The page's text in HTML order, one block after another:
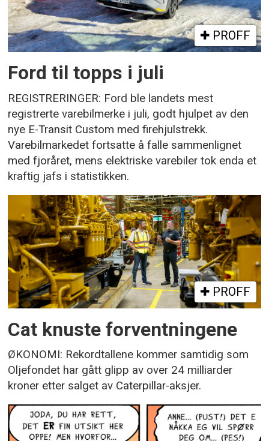
PROFF
Ford til topps i juli
REGISTRERINGER: Ford ble landets mest
registrerte varebilmerke i juli, godt hjulpet av den
nye E-Transit Custom med firehjulstrekk.
Varebilmarkedet fortsatte å falle sammenlignet
med fjoråret, mens elektriske varebiler tok enda et
kraftig jafs i statistikken.
PROFF
Cat knuste forventningene
ØKONOMI: Rekordtallene kommer samtidig som
Oljefondet har gått glipp av over 24 milliarder
kroner etter salget av Caterpillar-aksjer.